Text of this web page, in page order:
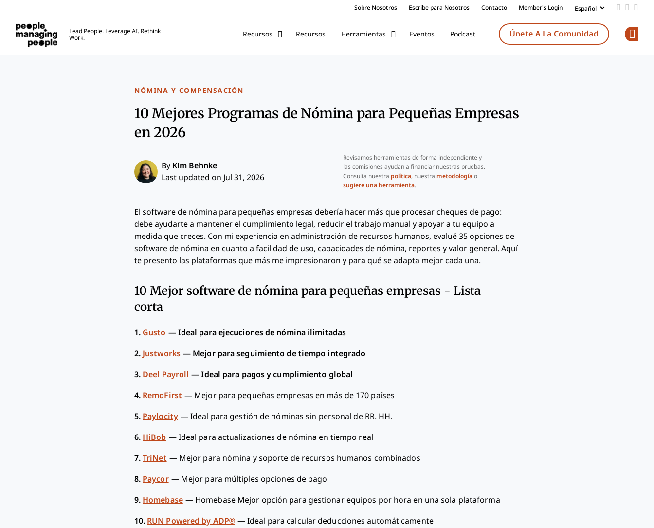
Sobre Nosotros Escribe para Nosotros Contacto Member's Login Add us
Follow
Lead People. Leverage AI. Rethink
Work.
Recursos Recursos Herramientas Eventos Podcast Únete A La Comunidad
NÓMINA Y COMPENSACIÓN
10 Mejores Programas de Nómina para Pequeñas Empresas
en 2026
By Kim Behnke
Last updated on Jul 31, 2026
Revisamos herramientas de forma independiente y
las comisiones ayudan a financiar nuestras pruebas.
Consulta nuestra política, nuestra metodologíao
sugiere una herramienta.
El software de nómina para pequeñas empresas debería hacer más que procesar cheques de pago:
debe ayudarte a mantener el cumplimiento legal, reducir el trabajo manual y apoyar a tu equipo a
medida que creces. Con mi experiencia en administración de recursos humanos, evalué 35 opciones de
software de nómina en cuanto a facilidad de uso, capacidades de nómina, reportes y valor general. Aquí
te presento las plataformas que más me impresionaron y para qué se adapta mejor cada una.
10 Mejor software de nómina para pequeñas empresas - Lista
corta
1. Gusto — Ideal para ejecuciones de nómina ilimitadas
2. Justworks — Mejor para seguimiento de tiempo integrado
3. Deel Payroll —Ideal para pagos y cumplimiento global
4. RemoFirst — Mejor para pequeñas empresas en más de 170 países
5. Paylocity —Ideal para gestión de nóminas sin personal de RR. HH.
6. HiBob — Ideal para actualizaciones de nómina en tiempo real
7. TriNet — Mejor para nómina y soporte de recursos humanos combinados
8. Paycor — Mejor para múltiples opciones de pago
9. Homebase — Homebase Mejor opción para gestionar equipos por hora en una sola plataforma
10. RUN Powered by ADP® —Ideal para calcular deducciones automáticamente